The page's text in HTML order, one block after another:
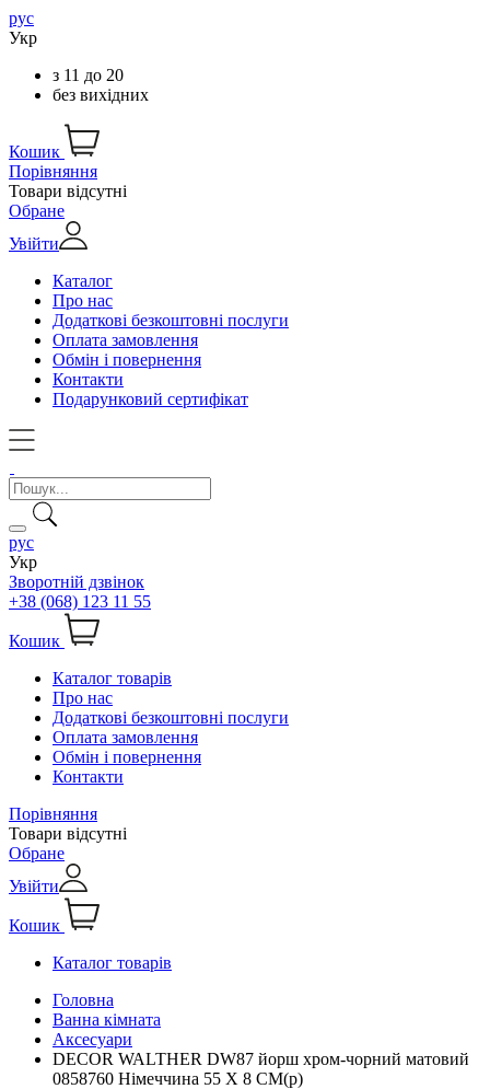
рус
Укр
з 11 до 20
без вихідних
Кошик
Порівняння
Товари відсутні
Обране
Увійти
Каталог
Про нас
Додаткові безкоштовні послуги
Оплата замовлення
Обмін і повернення
Контакти
Подарунковий сертифікат
рус
Укр
Зворотній дзвінок
+38 (068) 123 11 55
Кошик
Каталог товарів
Про нас
Додаткові безкоштовні послуги
Оплата замовлення
Обмін і повернення
Контакти
Порівняння
Товари відсутні
Обране
Увійти
Кошик
Каталог товарів
Головна
Ванна кімната
Аксесуари
DECOR WALTHER DW87 йорш хром-чорний матовий
0858760 Німеччина 55 X 8 CM(р)